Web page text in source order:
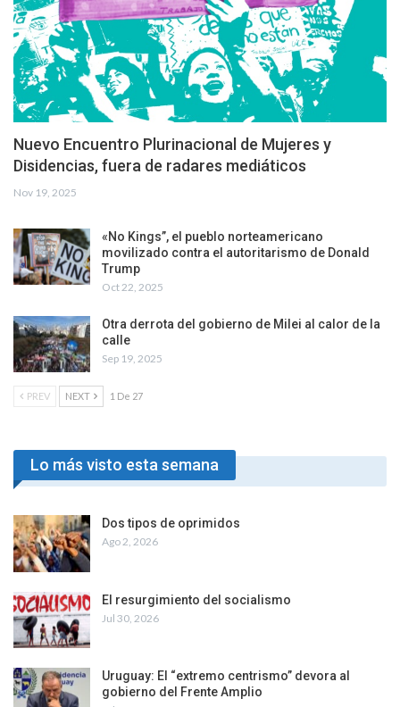
Nuevo Encuentro Plurinacional de Mujeres y
Disidencias, fuera de radares mediáticos
Nov 19, 2025
«No Kings”, el pueblo norteamericano
movilizado contra el autoritarismo de Donald
Trump
Oct 22, 2025
Otra derrota del gobierno de Milei al calor de la
calle
Sep 19, 2025
PREV NEXT 1 De 27
Lo más visto esta semana
Dos tipos de oprimidos
Ago 2, 2026
El resurgimiento del socialismo
Jul 30, 2026
Uruguay: El “extremo centrismo” devora al
gobierno del Frente Amplio